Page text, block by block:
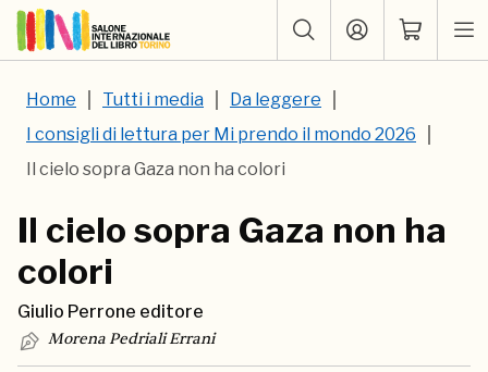
Home Tutti i media
Da leggere
I consigli di lettura per Mi prendo il mondo 2026
Il cielo sopra Gaza non ha colori
Il cielo sopra Gaza non ha
colori
Giulio Perrone editore
Morena Pedriali Errani